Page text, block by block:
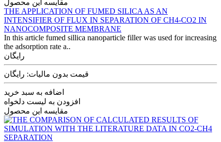
مقایسه این محصول
THE APPLICATION OF FUMED SILICA AS AN
INTENSIFIER OF FLUX IN SEPARATION OF CH4-CO2 IN
NANOCOMPOSITE MEMBRANE
In this article fumed sillica nanoparticle filler was used for increasing
the adsorption rate a..
رایگان
قیمت بدون مالیات: رایگان
اضافه به سبد خرید
افزودن به لیست دلخواه
مقایسه این محصول